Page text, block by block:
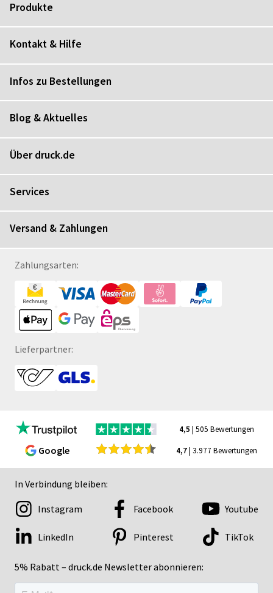
Produkte
Kontakt & Hilfe
Infos zu Bestellungen
Blog & Aktuelles
Über druck.de
Services
Versand & Zahlungen
Zahlungsarten:
Lieferpartner:
4,5 | 505 Bewertungen
Google 4,7| 3.977 Bewertungen
In Verbindung bleiben:
5% Rabatt – druck.de Newsletter abonnieren:
Instagram Facebook Youtube
LinkedIn Pinterest TikTok